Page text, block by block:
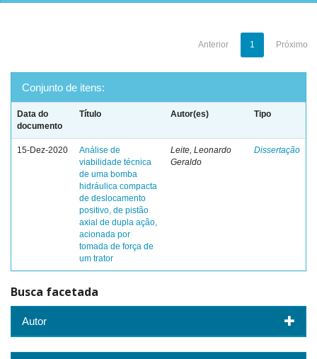
Anterior 1 Próximo
Conjunto de itens:
Data do
documento
Título Autor(es) Tipo
15-Dez-2020
Análise de
viabilidade técnica
de uma bomba
hidráulica compacta
de deslocamento
positivo, de pistão
axial de dupla ação,
acionada por
tomada de força de
um trator
Leite, Leonardo
Geraldo
Dissertação
Busca facetada
Autor